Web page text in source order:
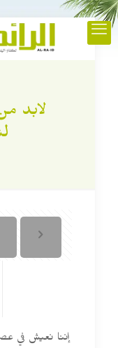
لابد
إننا نعيش في